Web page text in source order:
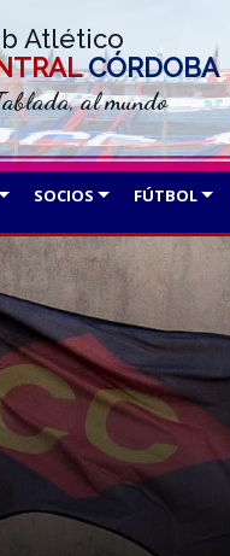
Atlético
CÓRDOBA
al mundo
SOCIOS FÚTBOL